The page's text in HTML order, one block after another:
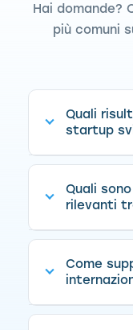
Hai domande?
più comuni
Quali
startup
Quali
rilevanti
Come